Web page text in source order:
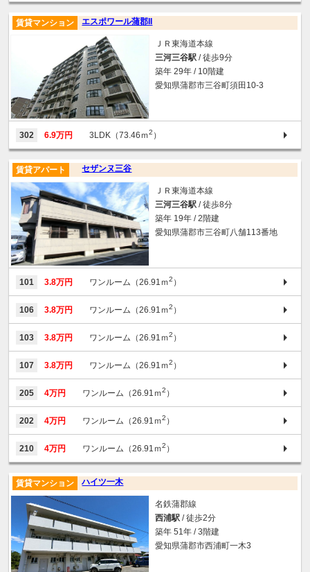
エスポワール蒲郡II
賃貸マンション
ＪＲ東海道本線
三河三谷駅 / 徒歩9分
築年 29年 / 10階建
愛知県蒲郡市三谷町須田10-3
302 6.9万円 3LDK（73.46ｍ2 ）
セザンヌ三谷
賃貸アパート
ＪＲ東海道本線
三河三谷駅 / 徒歩8分
築年 19年 / 2階建
愛知県蒲郡市三谷町八舗113番地
101 3.8万円 ワンルーム（26.91ｍ2 ）
106 3.8万円 ワンルーム（26.91ｍ2 ）
103 3.8万円 ワンルーム（26.91ｍ2 ）
107 3.8万円 ワンルーム（26.91ｍ2 ）
205 4万円 ワンルーム（26.91ｍ2 ）
202 4万円 ワンルーム（26.91ｍ2 ）
210 4万円 ワンルーム（26.91ｍ2 ）
ハイツ一木
賃貸マンション
名鉄蒲郡線
西浦駅 / 徒歩2分
築年 51年 / 3階建
愛知県蒲郡市西浦町一木3